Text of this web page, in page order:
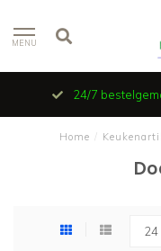
MENU
24/7
Home